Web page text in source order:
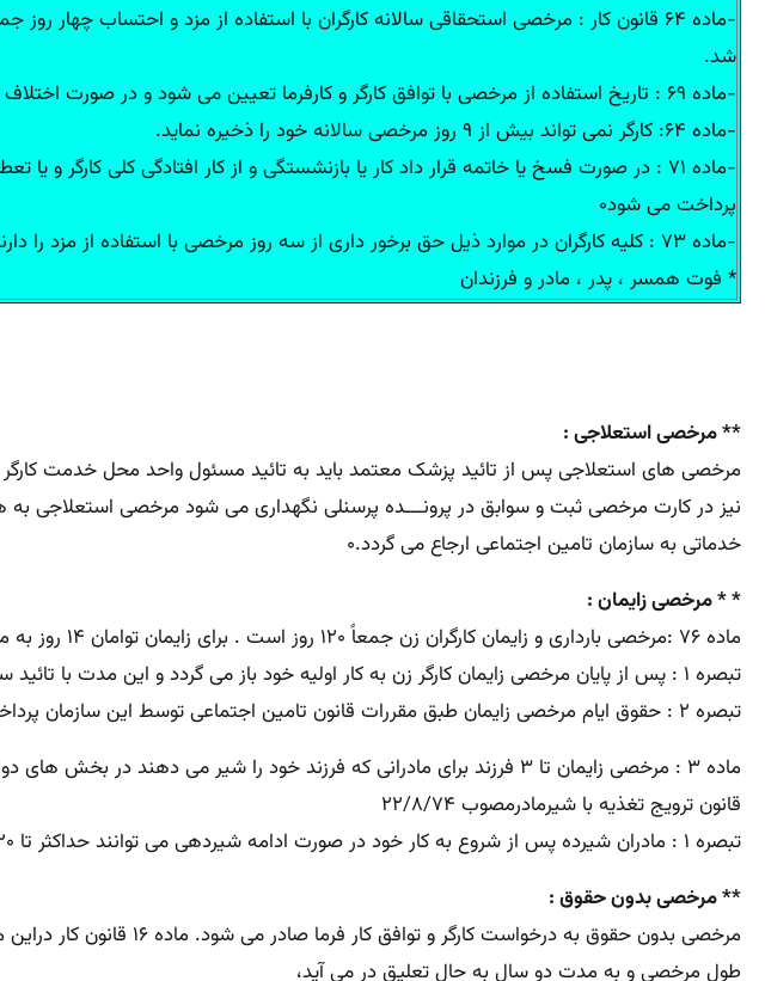
شد.
-ماده ۶۹ : تاریخ استفاده از مرخصی با توافق کارگر و کارفرما تعیین می شود و در صورت اختلاف بین کارگر و کارفرما نظر اداره کار و امور اجتماعی محل لازم الاجرا است .
-ماده ۶۴: کارگر نمی تواند بیش از ۹ روز مرخصی سالانه خود را ذخیره نماید.
-ماده ۷۱ : در صورت فسخ یا خاتمه قرار داد کار یا بازنشستگی و از کار افتادگی کلی
پرداخت می شود۰
-ماده ۷۳ : کلیه کارگران در موارد ذیل حق برخور داری از سه روز مرخصی با استفاده از مزد را دارند:
* فوت همسر ، پدر ، مادر و فرزندان
** مرخصی استعلاجی :
نیز در کارت مرخصی ثبت و سوابق در پرونـــده پرسنلی نگهداری می شود مرخصی استعلاجی
خدماتی به سازمان تامین اجتماعی ارجاع می گردد.۰
* * مرخصی زایمان :
ماده ۷۶ :مرخصی بارداری و زایمان کارگران زن جمعاً ۱۲۰ روز است . برای زایمان توامان ۱۴ روز به مرخصی اضافه می شود.
تبصره ۱ : پس از پایان مرخصی زایمان کارگر زن به کار اولیه خود باز می گردد و این مدت با تائید سازمان تامین اجتماعی جزء سوابق خدمت وی محسوب می شود .
تبصره ۲ : حقوق ایام مرخصی زایمان طبق مقررات قانون تامین اجتماعی توسط این سازمان پرداخت خواهد شد.
ماده ۳ : مرخصی زایمان تا ۳ فرزند برای مادرانی که فرزند خود را شیر می دهند در بخش های دولتی و غیر دولتی چهار ماه است .
قانون ترویج تغذیه با شیرمادرمصوب ۲۲/۸/۷۴
تبصره ۱ : مادران شیرده پس از شروع به کار خود در صورت ادامه شیردهی می توانند حداکثر تا ۲۰ ماهگی کودک روزانه یک ساعت از مرخصی بدون کسر از حقوق استفاده کنند۰.
** مرخصی بدون حقوق :
مرخصی بدون حقوق به
طول مرخصی و به مدت دو سال به حال تعلیق در می آید،